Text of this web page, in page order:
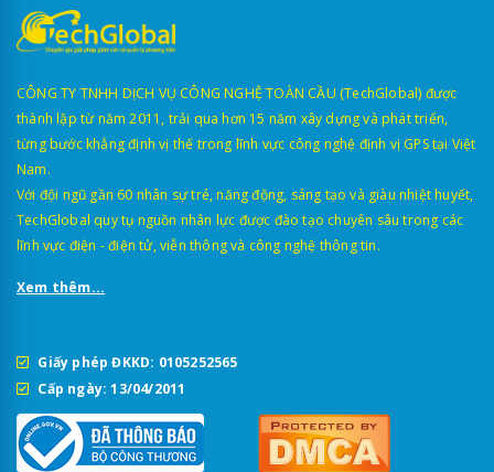
CÔNG TY TNHH DỊCH VỤ CÔNG NGHỆ TOÀN CẦU (TechGlobal) được
thành lập từ năm 2011, trải qua hơn 15 năm xây dựng và phát triển,
từng bước khẳng định vị thế trong lĩnh vực công nghệ định vị GPS tại Việt
Nam.
Với đội ngũ gần 60 nhân sự trẻ, năng động, sáng tạo và giàu nhiệt huyết,
TechGlobal quy tụ nguồn nhân lực được đào tạo chuyên sâu trong các
lĩnh vực điện - điện tử, viễn thông và công nghệ thông tin.
Xem thêm...
Giấy phép ĐKKD: 0105252565
Cấp ngày: 13/04/2011